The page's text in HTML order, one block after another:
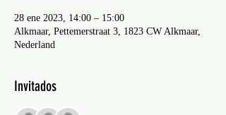
28 ene 2023, 14:00 – 15:00
Alkmaar, Pettemerstraat 3, 1823 CW Alkmaar,
Nederland
Invitados